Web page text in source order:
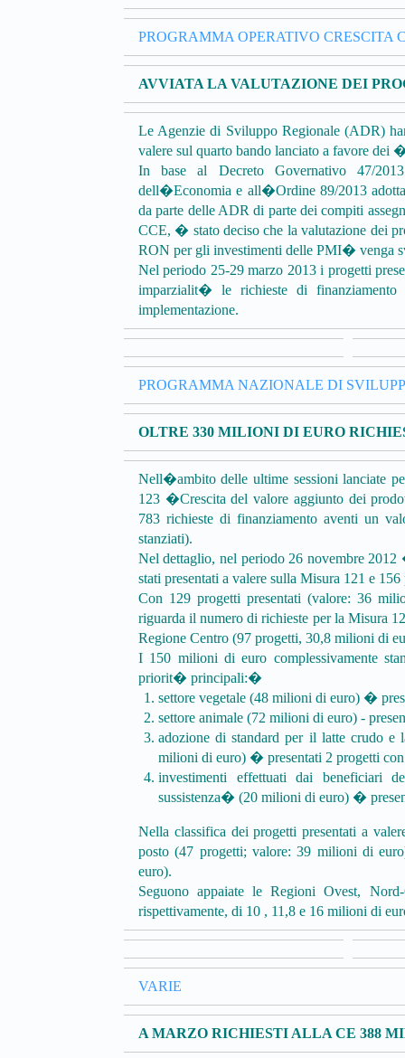
PROGRAMMA OPERATIVO
AVVIATA LA VALUTAZIONE DEI
Le Agenzie di Sviluppo Regionale (ADR)
valere sul quarto bando lanciato a favore
In base al Decreto Governativo 47/
dell�Economia e all�Ordine 89/2013
da parte delle ADR di parte dei compiti
CCE, � stato deciso che la valutazione dei
RON per gli investimenti delle PMI� venga
Nel periodo 25-29 marzo 2013 i progetti
imparzialit� le richieste di
implementazione.
PROGRAMMA NAZIONALE DI
OLTRE 330 MILIONI DI EURO
Nell�ambito delle ultime sessioni lanciate
123 �Crescita del valore aggiunto dei
783 richieste di finanziamento aventi un
stanziati).
Nel dettaglio, nel periodo 26 novembre
stati presentati a valere sulla Misura 121 e
Con 129 progetti presentati (valore: 36
riguarda il numero di richieste per la Misura
Regione Centro (97 progetti, 30,8 milioni di
I 150 milioni di euro complessivamente
priorit� principali:�
settore vegetale (48 milioni di euro) �
settore animale (72 milioni di euro) -
adozione di standard per il latte crudo e
milioni di euro) � presentati 2 progetti
investimenti effettuati dai beneficiari
sussistenza� (20 milioni di euro) �
Nella classifica dei progetti presentati a
posto (47 progetti; valore: 39 milioni di
euro).
Seguono appaiate le Regioni Ovest,
rispettivamente, di 10 , 11,8 e 16 milioni di
VARIE
A MARZO RICHIESTI ALLA CE 388